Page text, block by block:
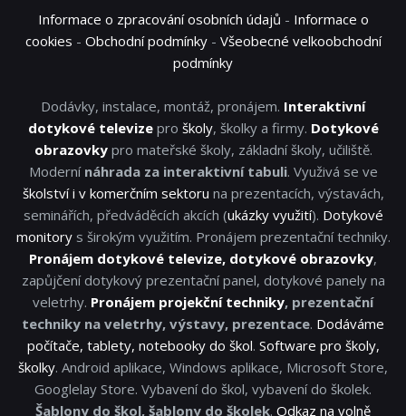
Informace o zpracování osobních údajů - Informace o
cookies - Obchodní podmínky- Všeobecné velkoobchodní
podmínky
Dodávky, instalace, montáž, pronájem. Interaktivní
dotykové televizepro školy, školky a firmy. Dotykové
obrazovkypro mateřské školy, základní školy, učiliště.
Moderní náhrada za interaktivní tabuli. Využivá se ve
školství i v komerčním sektoru na prezentacích, výstavách,
seminářích, předváděcích akcích (ukázky využití). Dotykové
monitorys širokým využitím. Pronájem prezentační techniky.
Pronájem dotykové televize, dotykové obrazovky,
zapůjčení dotykový prezentační panel, dotykové panely na
veletrhy. Pronájem projekční techniky, prezentační
techniky na veletrhy, výstavy, prezentace. Dodáváme
počítače, tablety, notebooky do škol. Software pro školy,
školky. Android aplikace, Windows aplikace, Microsoft Store,
Googlelay Store. Vybavení do škol, vybavení do školek.
Šablony do škol, šablony do školek. Odkaz na volně